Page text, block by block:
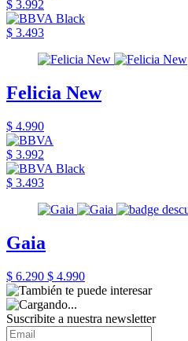
$ 3.992
$ 3.493
Felicia New
$ 4.990
$ 3.992
$ 3.493
Gaia
$ 6.290 $ 4.990
Suscribite a nuestra newsletter